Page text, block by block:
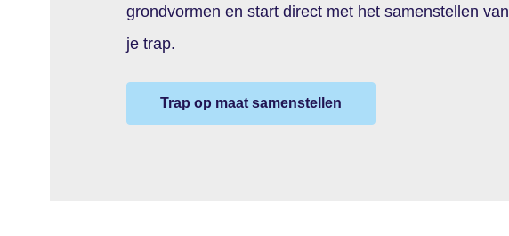
grondvormen en start direct met het samenstellen van
je trap.
Trap op maat samenstellen